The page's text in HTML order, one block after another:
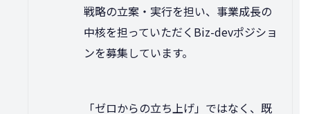
戦略の立案・実行を担い、事業成長の
中核を担っていただくBiz-devポジショ
ンを募集しています。
「ゼロからの立ち上げ」ではなく、既